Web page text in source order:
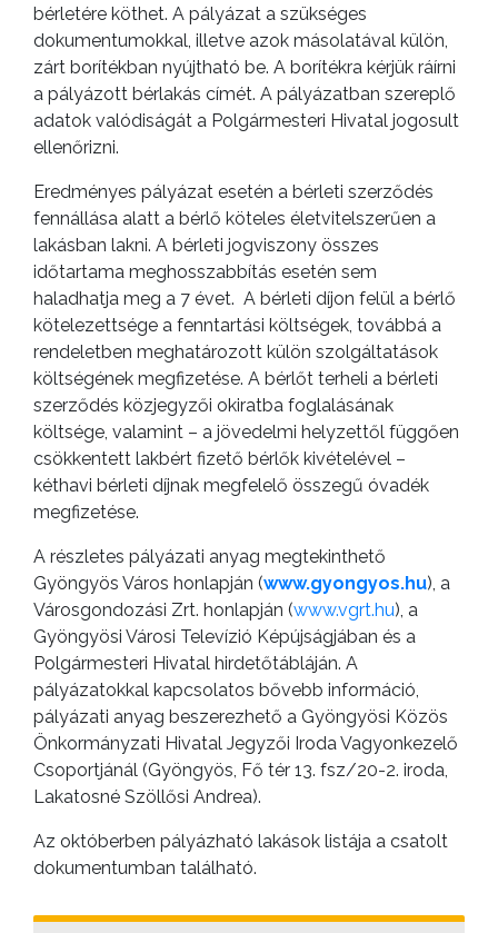
AZ
ÉPÜLŐ
VÁROS
FEJLESZTÉSEK
KÖRNYEZETVÉDELEM
TELEPÜLÉSRENDEZÉS
STRATÉGIÁK
ÉS
KONCEPCIÓK
BEJELENTŐ
VÁROSHÁZA
AZ
ÖNKORMÁNYZAT
bérletére köthet. A pályázat a szükséges
dokumentumokkal, illetve azok másolatával külön,
zárt borítékban nyújtható be. A borítékra kérjük ráírni
a pályázott bérlakás címét. A pályázatban szereplő
adatok valódiságát a Polgármesteri Hivatal jogosult
ellenőrizni.
Eredményes pályázat esetén a bérleti szerződés
fennállása alatt a bérlő köteles életvitelszerűen a
lakásban lakni. A bérleti jogviszony összes
időtartama meghosszabbítás esetén sem
haladhatja meg a 7 évet. A bérleti díjon felül a bérlő
kötelezettsége a fenntartási költségek, továbbá a
rendeletben meghatározott külön szolgáltatások
költségének megfizetése. A bérlőt terheli a bérleti
szerződés közjegyzői okiratba foglalásának
költsége, valamint – a jövedelmi helyzettől függően
csökkentett lakbért fizető bérlők kivételével –
kéthavi bérleti díjnak megfelelő összegű óvadék
megfizetése.
A részletes pályázati anyag megtekinthető
Gyöngyös Város honlapján (www.gyongyos.hu), a
Városgondozási Zrt. honlapján (www.vgrt.hu), a
Gyöngyösi Városi Televízió Képújságjában és a
Polgármesteri Hivatal hirdetőtábláján. A
pályázatokkal kapcsolatos bővebb információ,
pályázati anyag beszerezhető a Gyöngyösi Közös
Önkormányzati Hivatal Jegyzői Iroda Vagyonkezelő
Csoportjánál (Gyöngyös, Fő tér 13. fsz/20-2. iroda,
Lakatosné Szöllősi Andrea).
Az októberben pályázható lakások listája a csatolt
dokumentumban található.